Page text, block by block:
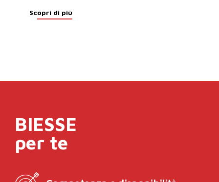
Scopri di più
BIESSE
per te